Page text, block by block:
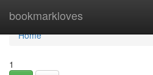
bookmarkloves
Home
Home
1